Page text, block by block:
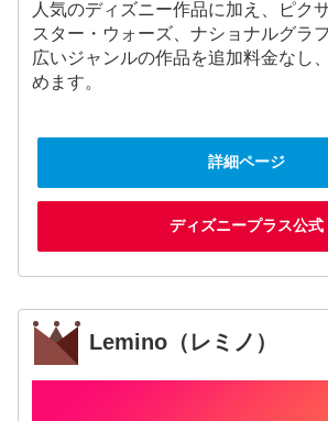
人気のディズニー作品に加え、ピク
スター・ウォーズ、ナショナルグラ
広いジャンルの作品を追加料金なし
めます。
詳細ページ
ディズニープラス公式
Lemino（レミノ）